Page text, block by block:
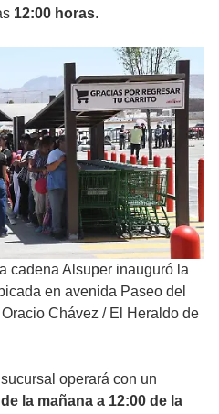
12:00 horas.
cadena Alsuper inauguró la
en avenida Paseo del
Oracio Chávez / El Heraldo de
operará con un
la mañana a 12:00 de la